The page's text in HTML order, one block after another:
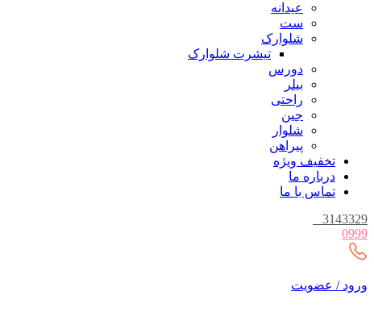
عیدانه
ست
شلوارک
تیشرت شلوارک
دورس
بیلر
راحتی
جین
شلوار
پیراهن
تخفیف ویژه
درباره ما
تماس با ما
3143329
0999
ورود / عضویت